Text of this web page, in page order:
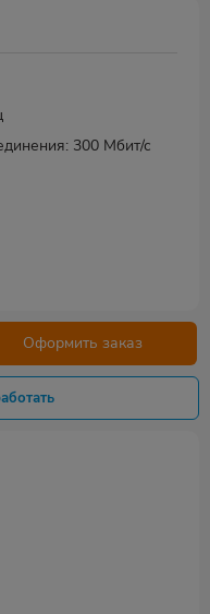
300 Мбит/с
Оформить заказ